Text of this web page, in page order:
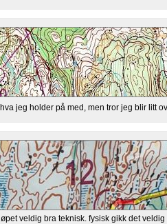
jeg holder på med, men tror jeg blir litt
veldig bra teknisk. fysisk gikk det veldig